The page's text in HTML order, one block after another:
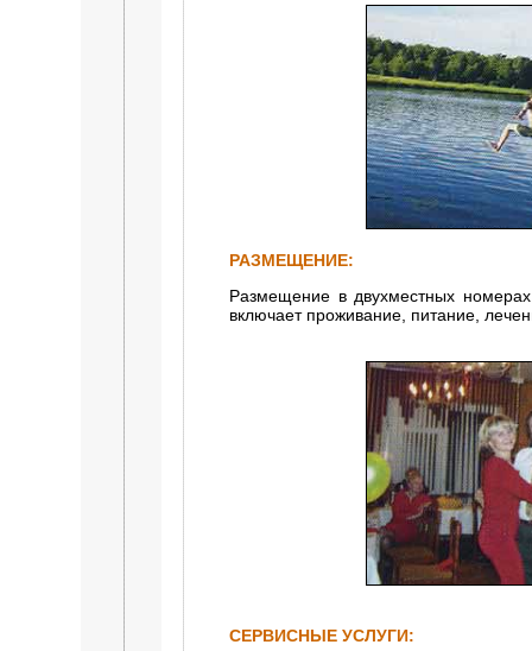
РАЗМЕЩЕНИЕ:
Размещение в двухместных
включает проживание, питание,
СЕРВИСНЫЕ УСЛУГИ: